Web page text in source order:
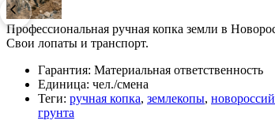
Профессиональная ручная копка земли в
Свои лопаты и транспорт.
Гарантия: Материальная ответственность
Единица: чел./смена
Теги: ручная копка, землекопы,
грунта